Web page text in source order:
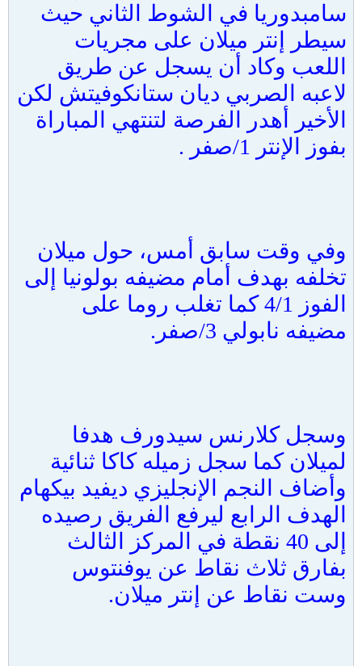
سامبدوريا في الشوط الثاني حيث
سيطر إنتر ميلان على مجريات
اللعب وكاد أن يسجل عن طريق
لاعبه الصربي ديان ستانكوفيتش لكن
الأخير أهدر الفرصة لتنتهي المباراة
بفوز الإنتر 1/صفر .
وفي وقت سابق أمس، حول ميلان
تخلفه بهدف أمام مضيفه بولونيا إلى
الفوز 4/1 كما تغلب روما على
مضيفه نابولي 3/صفر.
وسجل كلارنس سيدورف هدفا
لميلان كما سجل زميله كاكا ثنائية
وأضاف النجم الإنجليزي ديفيد بيكهام
الهدف الرابع ليرفع الفريق رصيده
إلى 40 نقطة في المركز الثالث
بفارق ثلاث نقاط عن يوفنتوس
وست نقاط عن إنتر ميلان.